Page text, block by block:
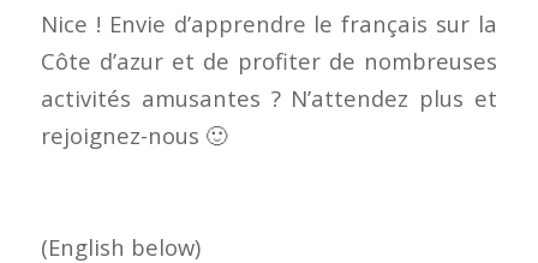
Nice ! Envie d’apprendre le français sur la
Côte d’azur et de profiter de nombreuses
activités amusantes ? N’attendez plus et
rejoignez-nous 🙂
(English below)